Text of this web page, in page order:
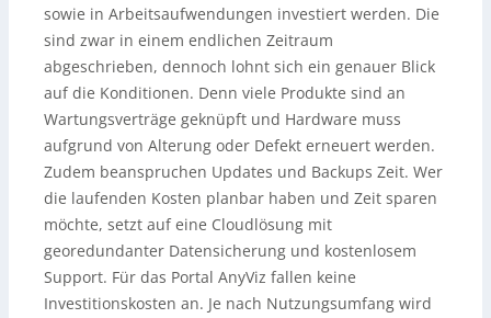
sowie in Arbeitsaufwendungen investiert werden. Die
sind zwar in einem endlichen Zeitraum
abgeschrieben, dennoch lohnt sich ein genauer Blick
auf die Konditionen. Denn viele Produkte sind an
Wartungsverträge geknüpft und Hardware muss
aufgrund von Alterung oder Defekt erneuert werden.
Zudem beanspruchen Updates und Backups Zeit. Wer
die laufenden Kosten planbar haben und Zeit sparen
möchte, setzt auf eine Cloudlösung mit
georedundanter Datensicherung und kostenlosem
Support. Für das Portal AnyViz fallen keine
Investitionskosten an. Je nach Nutzungsumfang wird